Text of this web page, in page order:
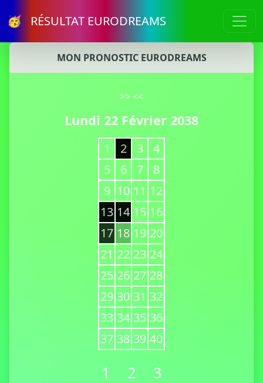
🥳 RÉSULTAT EURODREAMS
MON PRONOSTIC EURODREAMS
>> <<
Lundi 22 Février 2038
1 2 3
4
5
6 7
8
9 10 11 12
13 14 15 16
17 18 19 20
21 22 23 24
25 26 27 28
29 30 31 32
33 34 35 36
37 38 39 40
1 2
3